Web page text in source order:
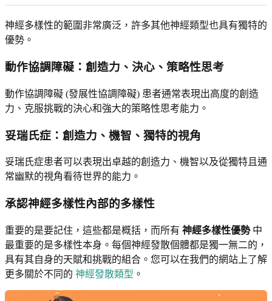
神經多樣性的範圍非常廣泛，許多其他神經類型也具有獨特的
優勢。
動作協調障礙：創造力、決心、策略性思考
動作協調障礙 (發展性協調障礙) 患者通常表現出高度的創造
力、克服挑戰的決心和強大的策略性思考能力。
妥瑞氏症：創造力、機智、獨特的視角
妥瑞氏症患者可以表現出卓越的創造力、機智以及從獨特且通
常幽默的視角看待世界的能力。
承認神經多樣性內部的多樣性
重要的是要記住，這些都是概括，而所有 神經多樣性優勢中
最重要的是多樣性本身。每個神經發散個體都是獨一無二的，
具有其自身的天賦和挑戰的組合。您可以在我們的網站上了解
更多關於不同的 神經發散類型 。